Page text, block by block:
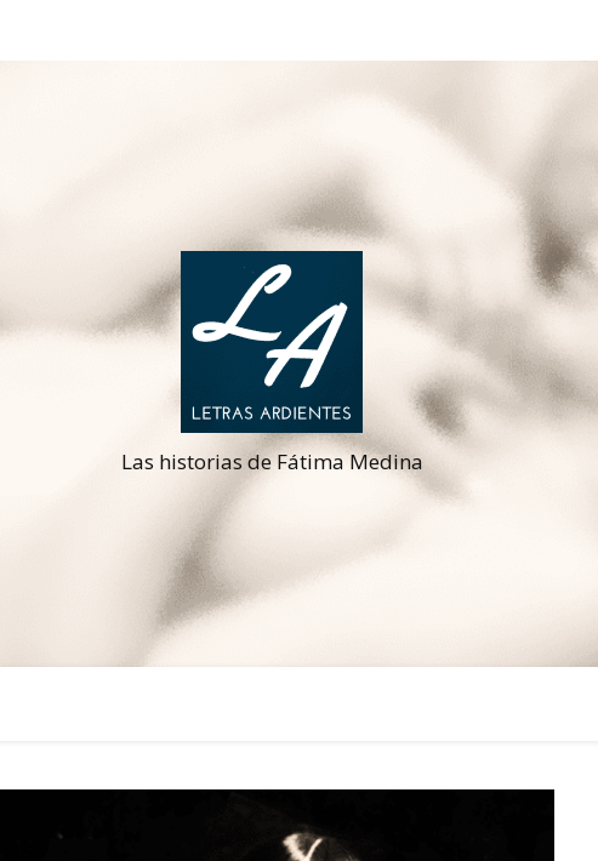
Las historias de Fátima Medina